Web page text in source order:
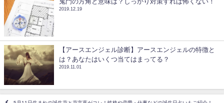
2019.12.19
【アースエンジェル診断】アースエンジェルの特徴と
は？あなたはいくつ当てはまってる？
2019.11.01